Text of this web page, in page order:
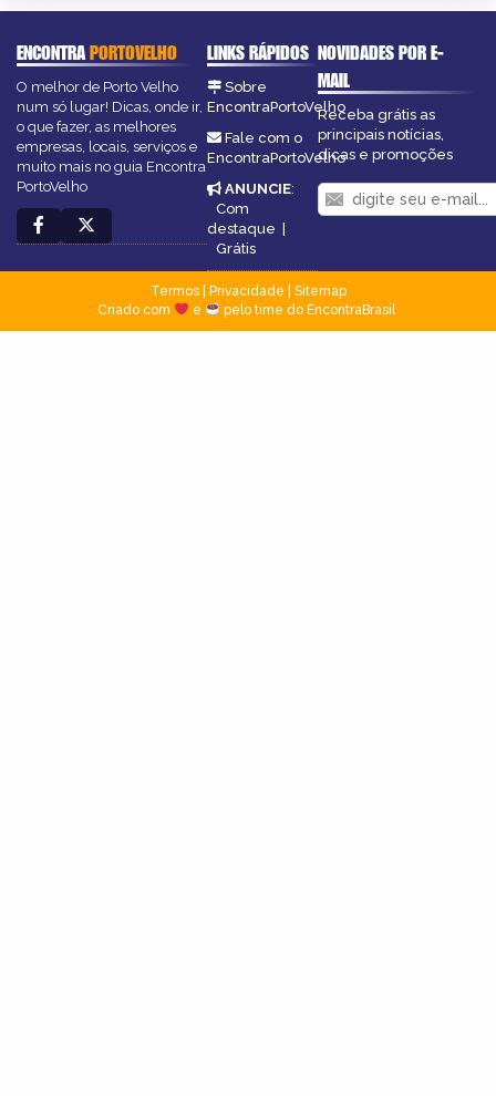
ENCONTRAPORTOVELHO
O melhor de Porto Velho
num só lugar! Dicas, onde ir,
o que fazer, as melhores
empresas, locais, serviços e
muito mais no guia Encontra
PortoVelho
LINKS RÁPIDOS
Sobre
EncontraPortoVelho
Fale com o
EncontraPortoVelho
ANUNCIE:
Com
destaque |
Grátis
NOVIDADES POR E-
MAIL
Receba grátis as
principais notícias,
dicas e promoções
Termos| Privacidade
Sitemap
Criado com
e pelo time do EncontraBrasil